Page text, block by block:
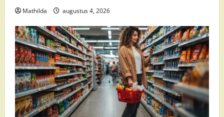
Mathilda augustus 4, 2026